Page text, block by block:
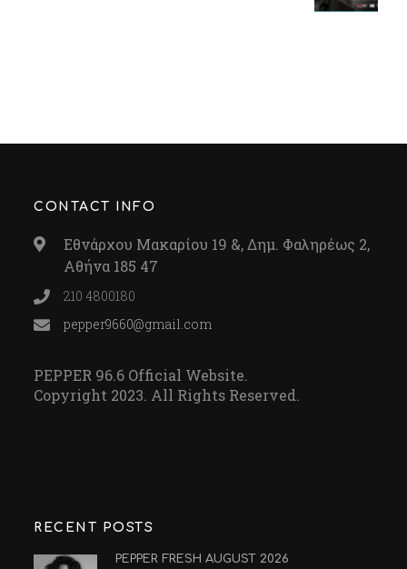
CONTACT INFO
Εθνάρχου Μακαρίου 19 &, Δημ. Φαληρέως 2,
Αθήνα 185 47
210 4800180
pepper9660@gmail.com
PEPPER 96.6 Official Website.
Copyright 2023. All Rights Reserved.
RECENT POSTS
PEPPER FRESH AUGUST 2026